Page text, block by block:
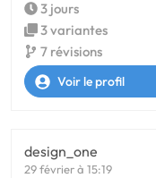
3 jours
3 variantes
7 révisions
Voir le profil
design_one
29 février à 15:19